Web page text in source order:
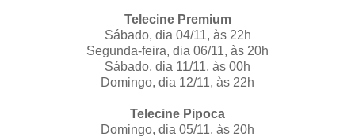
Telecine Premium
Sábado, dia 04/11, às 22h
Segunda-feira, dia 06/11, às 20h
Sábado, dia 11/11, às 00h
Domingo, dia 12/11, às 22h
Telecine Pipoca
Domingo, dia 05/11, às 20h